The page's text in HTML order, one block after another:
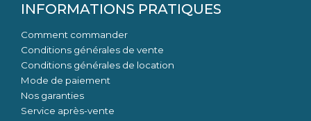
INFORMATIONS PRATIQUES
Comment commander
Conditions générales de vente
Conditions générales de location
Mode de paiement
Nos garanties
Service après-vente